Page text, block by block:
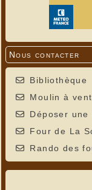
Nous contacter
Bibliothèque
Moulin à
Déposer une
Four de La
Rando des